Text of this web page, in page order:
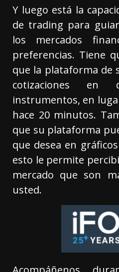
Y luego está la
de trading para
los mercados
preferencias. Tiene
que la plataforma de
cotizaciones en
instrumentos, en
hace 20 minutos.
que su plataforma
que desea en
esto le permite
mercado que son
usted.